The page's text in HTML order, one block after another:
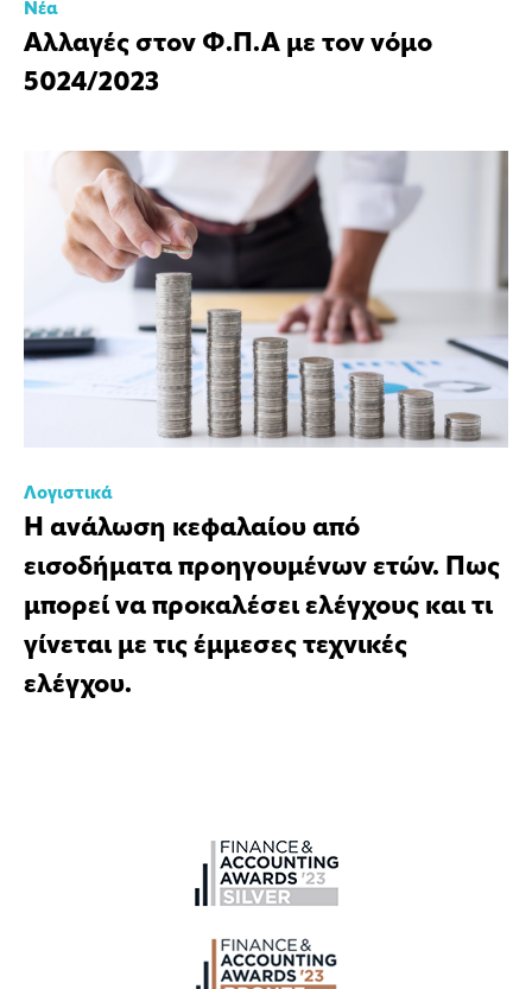
Νέα
Αλλαγές στον Φ.Π.Α με τον νόμο
5024/2023
Λογιστικά
Η ανάλωση κεφαλαίου από
εισοδήματα προηγουμένων ετών. Πως
μπορεί να προκαλέσει ελέγχους και τι
γίνεται με τις έμμεσες τεχνικές
ελέγχου.